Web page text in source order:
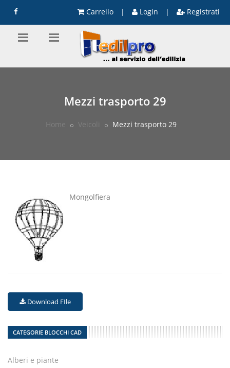
Carrello | Login | Registrati
Mezzi trasporto 29
Home Veicoli Mezzi trasporto 29
Mongolfiera
Download FIle
CATEGORIE BLOCCHI CAD
Alberi e piante